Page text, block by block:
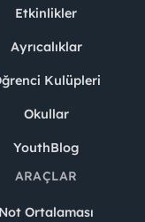
Etkinlikler
Ayrıcalıklar
Kulüpleri
Okullar
YouthBlog
ARAÇLAR
Not Ortalaması